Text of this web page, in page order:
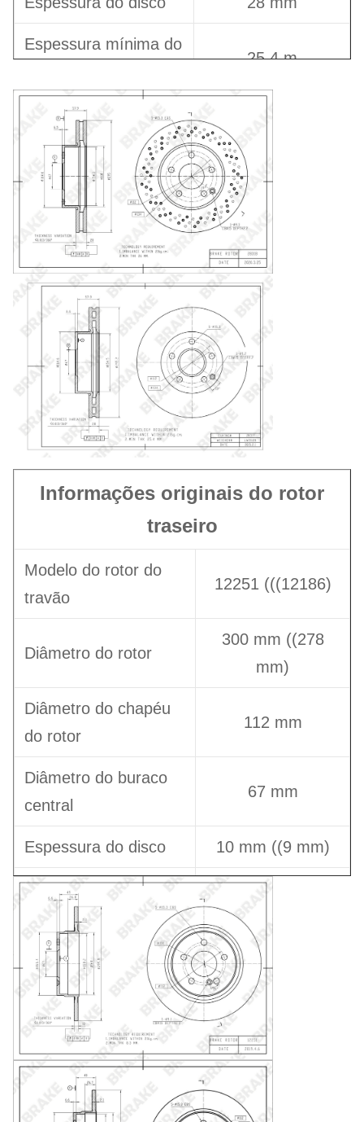
Espessura mínima do
25.4 m
Altura total
Número de furos de
posicionamento
Tipo de disco Ventilação
Informações originais do rotor
traseiro
Modelo do rotor do
travão
12251 (((12186)
Diâmetro do rotor
300 mm ((278
mm)
Diâmetro do chapéu
do rotor
112 mm
Diâmetro do buraco
central
67 mm
Espessura do disco 10 mm ((9 mm)
Espessura mínima do
Altura total 58 mm
Número de furos de
posicionamento
Tipo de disco De origem animal